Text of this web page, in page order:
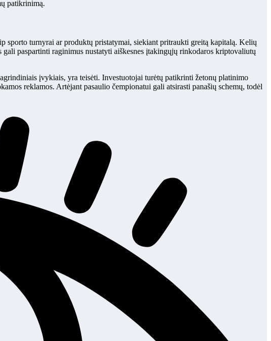
patikrinimą.
sporto turnyrai ar produktų pristatymai, siekiant pritraukti greitą kapitalą. Kelių
paspartinti raginimus nustatyti aiškesnes įtakingųjų rinkodaros kriptovaliutų
įvykiais, yra teisėti. Investuotojai turėtų patikrinti žetonų platinimo
reklamos. Artėjant pasaulio čempionatui gali atsirasti panašių schemų, todėl